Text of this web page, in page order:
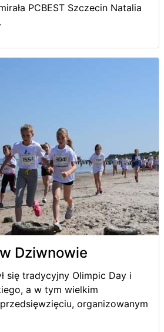
PCBEST Szczecin Natalia
Dziwnowie
się tradycyjny Olimpic Day i
a w tym wielkim
organizowanym